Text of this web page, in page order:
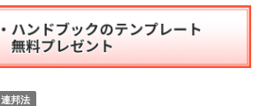
連邦法